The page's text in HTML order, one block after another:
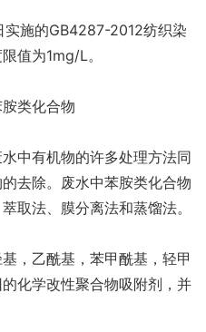
实施的GB4287-2012纺织染
值为1mg/L。
类化合物
中有机物的许多处理方法同
去除。废水中苯胺类化合物
取法、膜分离法和蒸馏法。
，乙酰基，苯甲酰基，轻甲
化学改性聚合物吸附剂，并